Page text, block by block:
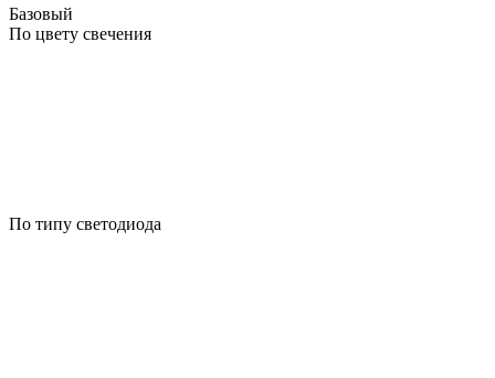
Базовый
По цвету свечения
По типу светодиода